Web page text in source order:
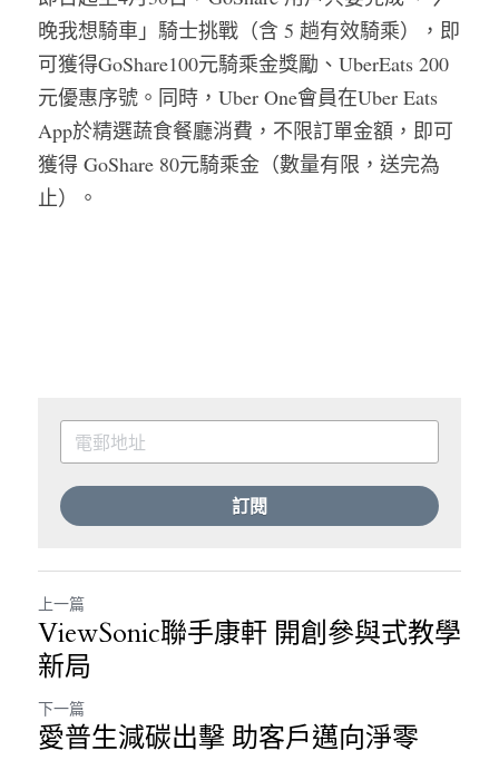
晚我想騎車」騎士挑戰（含 5 趟有效騎乘），即
可獲得GoShare100元騎乘金獎勵、UberEats 200
元優惠序號。同時，Uber One會員在Uber Eats
App於精選蔬食餐廳消費，不限訂單金額，即可
獲得 GoShare 80元騎乘金（數量有限，送完為
止）。
訂閱
上一篇
ViewSonic聯手康軒 開創參與式教學
新局
下一篇
愛普生減碳出擊 助客戶邁向淨零